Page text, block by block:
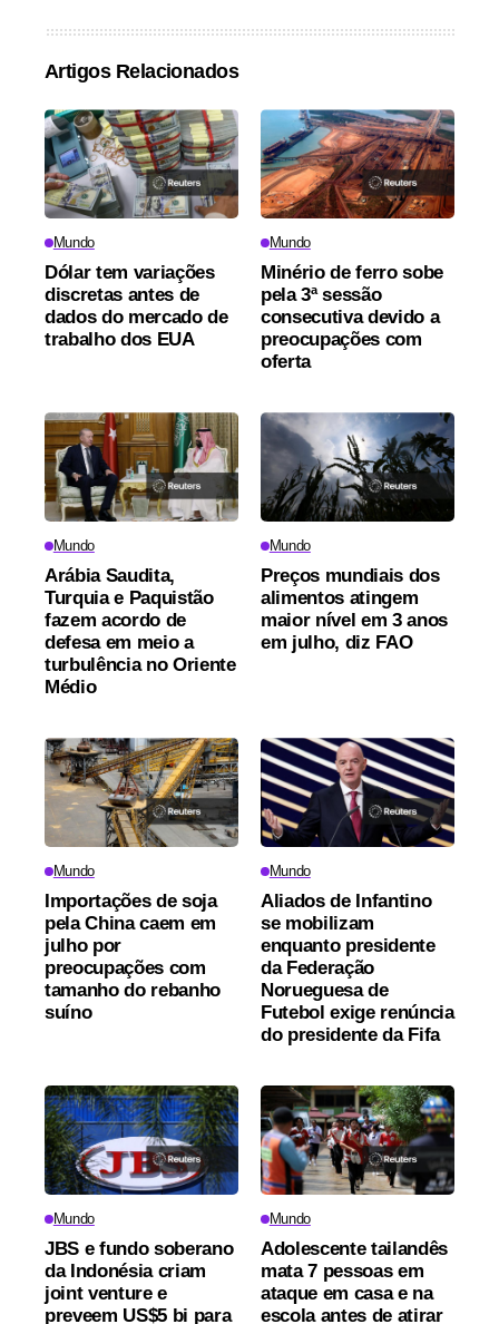
Artigos Relacionados
Mundo
Dólar tem variações
discretas antes de
dados do mercado de
trabalho dos EUA
Mundo
Minério de ferro sobe
pela 3ª sessão
consecutiva devido a
preocupações com
oferta
Mundo
Arábia Saudita,
Turquia e Paquistão
fazem acordo de
defesa em meio a
turbulência no Oriente
Médio
Mundo
Preços mundiais dos
alimentos atingem
maior nível em 3 anos
em julho, diz FAO
Mundo
Importações de soja
pela China caem em
julho por
preocupações com
tamanho do rebanho
suíno
Mundo
Aliados de Infantino
se mobilizam
enquanto presidente
da Federação
Norueguesa de
Futebol exige renúncia
do presidente da Fifa
Mundo
JBS e fundo soberano
da Indonésia criam
joint venture e
preveem US$5 bi para
Mundo
Adolescente tailandês
mata 7 pessoas em
ataque em casa e na
escola antes de atirar